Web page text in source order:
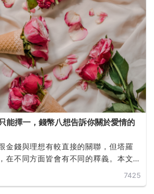
能擇一，錢幣八想告訴你關於愛情的
金錢與理想有較直接的關聯，但塔羅
在不同方面皆會有不同的釋義。本文
錢幣八對於愛情的忠告。
7425